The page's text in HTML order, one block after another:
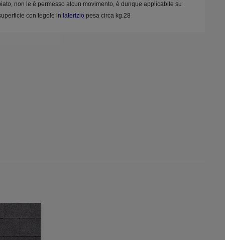
non le è permesso alcun movimento, è dunque applicabile su
con tegole in laterizio pesa circa kg.28